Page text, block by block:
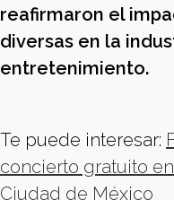
reafirmaron el
diversas en la
entretenimiento.
Te puede interesar:
concierto gratuito
Ciudad de México